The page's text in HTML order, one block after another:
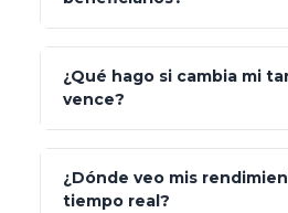
¿Qué hago si cambia mi
vence?
de Cobro Seguro"
¿Dónde veo mis
tiempo real?